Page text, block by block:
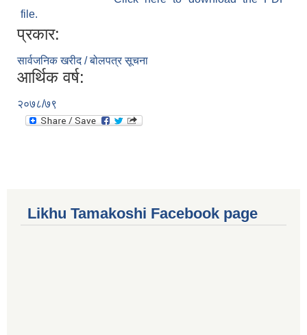
file.
प्रकार:
सार्वजनिक खरीद / बोलपत्र सूचना
आर्थिक वर्ष:
२०७८/७९
Likhu Tamakoshi Facebook page